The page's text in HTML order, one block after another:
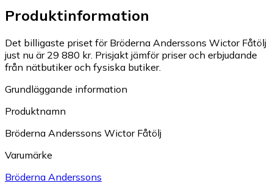
Produktinformation
Det billigaste priset för Bröderna Anderssons Wictor Fåtölj
just nu är 29 880 kr. Prisjakt jämför priser och erbjudande
från nätbutiker och fysiska butiker.
Grundläggande information
Produktnamn
Bröderna Anderssons Wictor Fåtölj
Varumärke
Bröderna Anderssons